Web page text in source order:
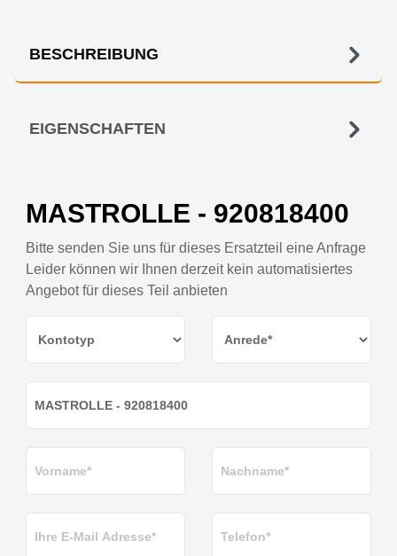
BESCHREIBUNG
EIGENSCHAFTEN
MASTROLLE - 920818400
Bitte senden Sie uns für dieses Ersatzteil eine Anfrage
Leider können wir Ihnen derzeit kein automatisiertes
Angebot für dieses Teil anbieten